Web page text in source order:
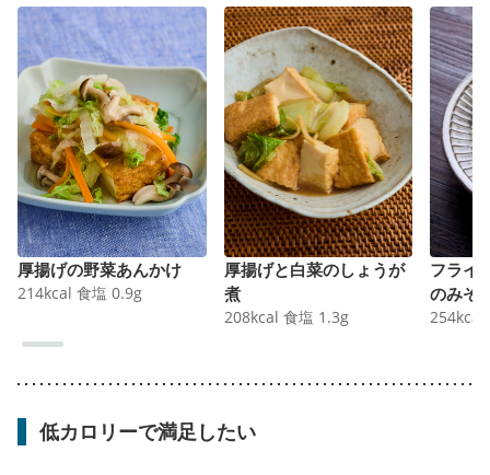
厚揚げの野菜あんかけ
214kcal 食塩 0.9g
厚揚げと白菜のしょうが
煮
208kcal 食塩 1.3g
フライ
のみぞ
254kcal
低カロリーで満足したい